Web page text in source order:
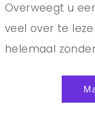
Overweegt u
veel over te
helemaal